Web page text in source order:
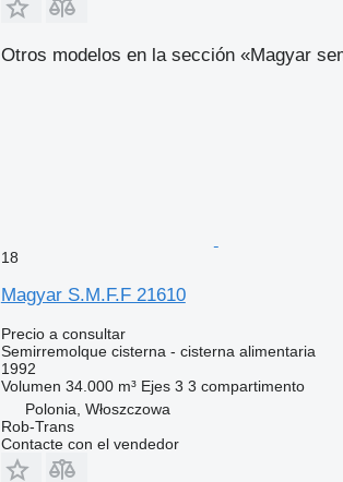
Otros modelos en la sección «Magyar
18
Magyar S.M.F.F 21610
Precio a consultar
Semirremolque cisterna - cisterna alimentaria
1992
Volumen 34.000 m³ Ejes 3 3 compartimento
Polonia, Włoszczowa
Rob-Trans
Contacte con el vendedor